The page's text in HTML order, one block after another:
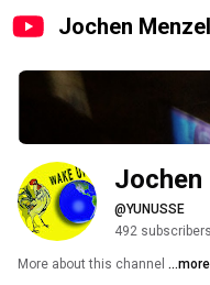
Jochen Menzel
Jochen
@YUNUSSE
492 subscribers
More about this channel ...more